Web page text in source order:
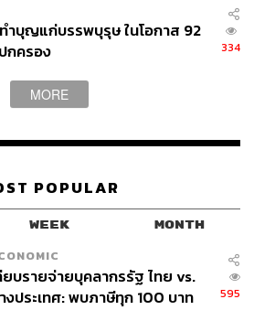
ำบุญแก่บรรพบุรุษ ในโอกาส 92
กครอง
334
MORE
POPULAR
WEEK MONTH
ยบรายจ่ายบุคลากรรัฐ ไทย vs.
งประเทศ: พบภาษีทุก 100 บาท
595